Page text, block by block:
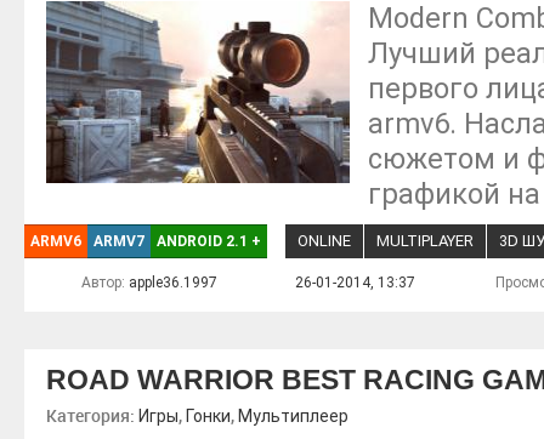
Modern
Лучший
первого
armv6.
сюжетом и
графикой
ARMV6 ARMV7 ANDROID 2.1 + ONLINE MULTIPLAYER 3D
Автор: apple36.1997 26-01-2014, 13:37
ROAD WARRIOR BEST RACING
Категория: Игры, Гонки, Мультиплеер